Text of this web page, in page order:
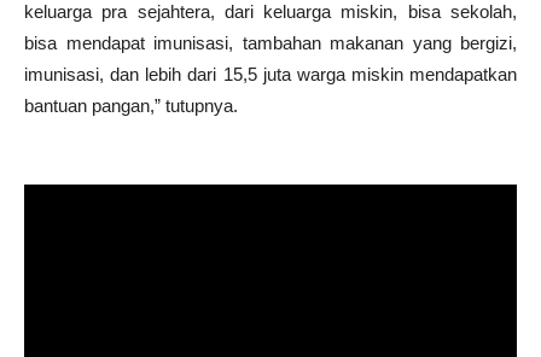
keluarga pra sejahtera, dari keluarga miskin, bisa sekolah,
bisa mendapat imunisasi, tambahan makanan yang bergizi,
imunisasi, dan lebih dari 15,5 juta warga miskin mendapatkan
bantuan pangan,” tutupnya.